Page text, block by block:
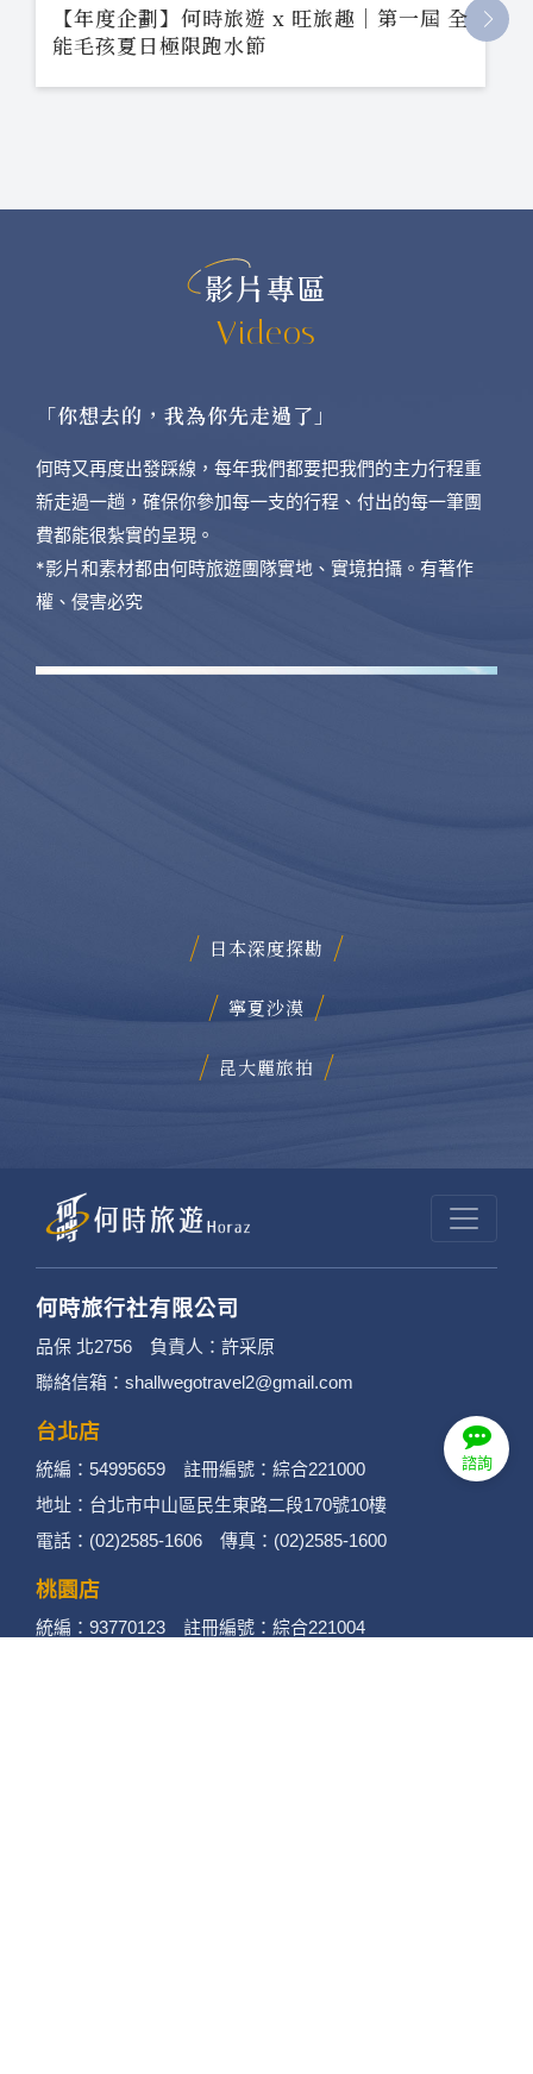
【年度企劃】何時旅遊 x 旺旅趣｜第一屆 全
能毛孩夏日極限跑水節
影片專區
Videos
「你想去的，我為你先走過了」
何時又再度出發踩線，每年我們都要把我們的主力行程重
新走過一趟，確保你參加每一支的行程、付出的每一筆團
費都能很紮實的呈現。
*影片和素材都由何時旅遊團隊實地、實境拍攝。有著作
權、侵害必究
日本深度探勘
寧夏沙漠
昆大麗旅拍
諮詢
何時旅行社有限公司
品保 北2756 負責人：許采原
聯絡信箱：shallwegotravel2@gmail.com
台北店
統編：54995659 註冊編號：綜合221000
地址：台北市中山區民生東路二段170號10樓
電話：(02)2585-1606 傳真：(02)2585-1600
桃園店
統編：93770123 註冊編號：綜合221004